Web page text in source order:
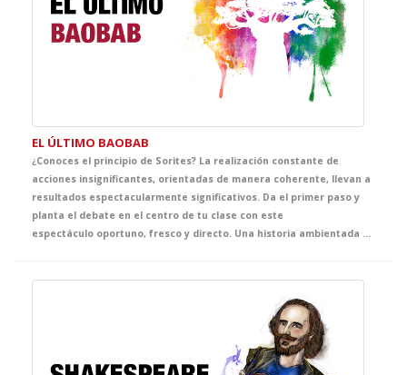
EL ÚLTIMO BAOBAB
¿Conoces el principio de Sorites? La realización constante de
acciones insignificantes, orientadas de manera coherente, llevan a
resultados espectacularmente significativos. Da el primer paso y
planta el debate en el centro de tu clase con este